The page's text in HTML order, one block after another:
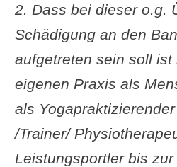
2. Dass bei dieser o.g.
Schädigung an den
aufgetreten sein soll
eigenen Praxis als
als
/Trainer/
Leistungsportler bis